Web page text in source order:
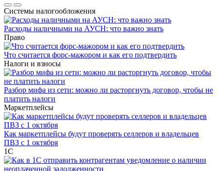
Системы налогообложения
Расходы наличными на АУСН: что важно знать
Право
Что считается форс-мажором и как его подтвердить
Налоги и взносы
Разбор мифа из сети: можно ли расторгнуть договор, чтобы не
платить налоги
Маркетплейсы
Как маркетплейсы будут проверять селлеров и владельцев
ПВЗ с 1 октября
1С